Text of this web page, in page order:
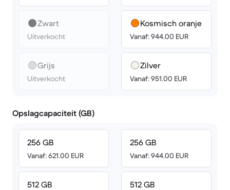
Zwart
Uitverkocht
Grijs
Uitverkocht
Kosmisch oranje
Vanaf: 944.00 EUR
Zilver
Vanaf: 951.00 EUR
Opslagcapaciteit (GB)
256 GB
Vanaf: 621.00 EUR
512 GB
256 GB
Vanaf: 944.00 EUR
512 GB